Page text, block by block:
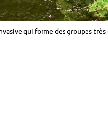
qui forme des groupes très